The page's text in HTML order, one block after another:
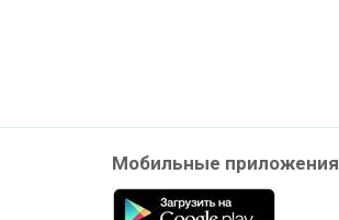
Мобильные приложения